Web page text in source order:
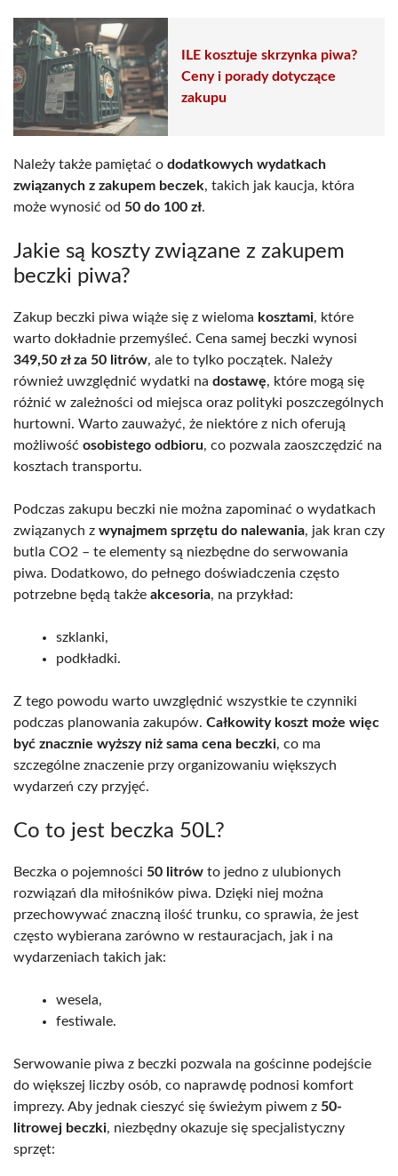
ILE kosztuje skrzynka piwa?
Ceny i porady dotyczące
zakupu
Należy także pamiętać o dodatkowych wydatkach
związanych z zakupem beczek, takich jak kaucja, która
może wynosić od 50 do 100 zł.
Jakie są koszty związane z zakupem
beczki piwa?
Zakup beczki piwa wiąże się z wieloma kosztami, które
warto dokładnie przemyśleć. Cena samej beczki wynosi
349,50 zł za 50 litrów, ale to tylko początek. Należy
również uwzględnić wydatki na dostawę, które mogą się
różnić w zależności od miejsca oraz polityki poszczególnych
hurtowni. Warto zauważyć, że niektóre z nich oferują
możliwość osobistego odbioru, co pozwala zaoszczędzić na
kosztach transportu.
Podczas zakupu beczki nie można zapominać o wydatkach
związanych z wynajmem sprzętu do nalewania, jak kran czy
butla CO2 – te elementy są niezbędne do serwowania
piwa. Dodatkowo, do pełnego doświadczenia często
potrzebne będą także akcesoria, na przykład:
szklanki,
podkładki.
Z tego powodu warto uwzględnić wszystkie te czynniki
podczas planowania zakupów. Całkowity koszt może więc
być znacznie wyższy niż sama cena beczki, co ma
szczególne znaczenie przy organizowaniu większych
wydarzeń czy przyjęć.
Co to jest beczka 50L?
Beczka o pojemności 50 litrów to jedno z ulubionych
rozwiązań dla miłośników piwa. Dzięki niej można
przechowywać znaczną ilość trunku, co sprawia, że jest
często wybierana zarówno w restauracjach, jak i na
wydarzeniach takich jak:
wesela,
festiwale.
Serwowanie piwa z beczki pozwala na gościnne podejście
do większej liczby osób, co naprawdę podnosi komfort
imprezy. Aby jednak cieszyć się świeżym piwem z 50-
litrowej beczki, niezbędny okazuje się specjalistyczny
sprzęt: